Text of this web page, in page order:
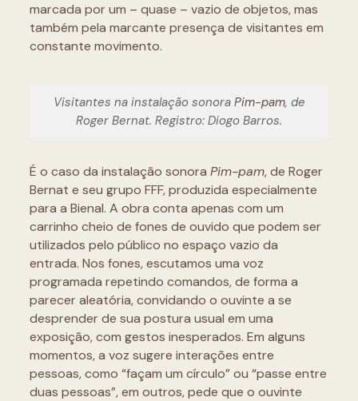
marcada por um – quase – vazio de objetos, mas
também pela marcante presença de visitantes em
constante movimento.
Visitantes na instalação sonora Pim-pam, de
Roger Bernat. Registro: Diogo Barros.
É o caso da instalação sonora Pim-pam, de Roger
Bernat e seu grupo FFF, produzida especialmente
para a Bienal. A obra conta apenas com um
carrinho cheio de fones de ouvido que podem ser
utilizados pelo público no espaço vazio da
entrada. Nos fones, escutamos uma voz
programada repetindo comandos, de forma a
parecer aleatória, convidando o ouvinte a se
desprender de sua postura usual em uma
exposição, com gestos inesperados. Em alguns
momentos, a voz sugere interações entre
pessoas, como “façam um círculo” ou “passe entre
duas pessoas”, em outros, pede que o ouvinte